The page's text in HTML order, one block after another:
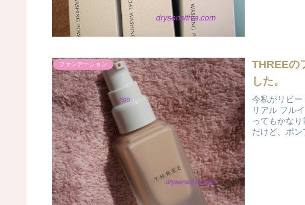
ファンデーション
THREEの
した。
今私がリピ
リアル フル
ってもかな
だけど、ポン